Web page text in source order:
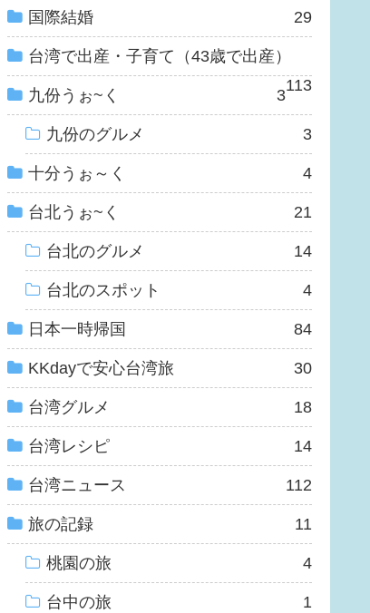
国際結婚 29
台湾で出産・子育て（43歳で出産）
113
九份うぉ~く 3
九份のグルメ 3
十分うぉ～く 4
台北うぉ~く 21
台北のグルメ 14
台北のスポット 4
日本一時帰国 84
KKdayで安心台湾旅 30
台湾グルメ 18
台湾レシピ 14
台湾ニュース 112
旅の記録 11
桃園の旅 4
台中の旅 1